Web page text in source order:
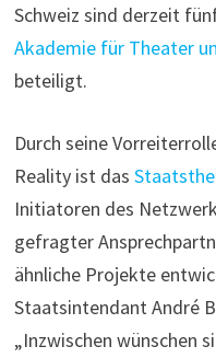
Schweiz sind derzeit
Akademie für Theater
beteiligt.
Durch seine
Reality ist das
Initiatoren des
gefragter
ähnliche Projekte
Staatsintendant André
„Inzwischen wünschen